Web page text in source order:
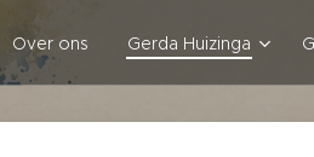
Over ons Gerda Huizinga